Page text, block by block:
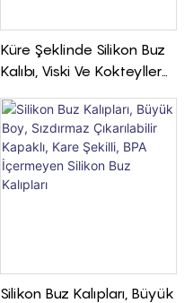
Küre Şeklinde Silikon Buz
Kalıbı, Viski Ve Kokteyller
Kalıpları
Silikon Buz Kalıpları, Büyük